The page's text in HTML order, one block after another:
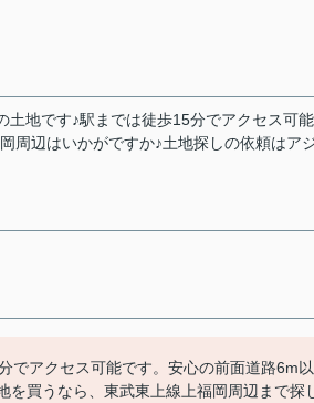
地です♪駅までは徒歩15分でアクセス可
周辺はいかがですか♪土地探しの依頼はア
でアクセス可能です。安心の前面道路6m以
を買うなら、東武東上線上福岡周辺まで探